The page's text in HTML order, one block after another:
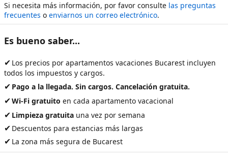
Si necesita más información, por favor consulte las preguntas
frecuentes o enviarnos un correo electrónico.
Es bueno saber...
✔ Los precios por apartamentos vacaciones Bucarest incluyen
todos los impuestos y cargos.
✔ Pago a la llegada. Sin cargos. Cancelación gratuita.
✔Wi-Fi gratuito en cada apartamento vacacional
✔ Limpieza gratuita una vez por semana
✔ Descuentos para estancias más largas
✔ La zona más segura de Bucarest